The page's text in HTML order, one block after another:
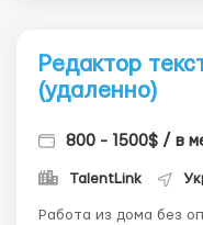
Редактор
(удаленно)
800 - 1500$ / в
TalentLink
Работа из дома без